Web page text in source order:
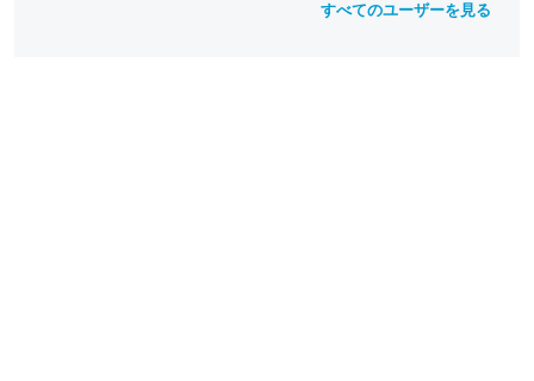
すべてのユーザーを見る